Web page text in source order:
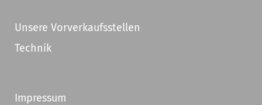
Unsere Vorverkaufsstellen
Technik
Impressum